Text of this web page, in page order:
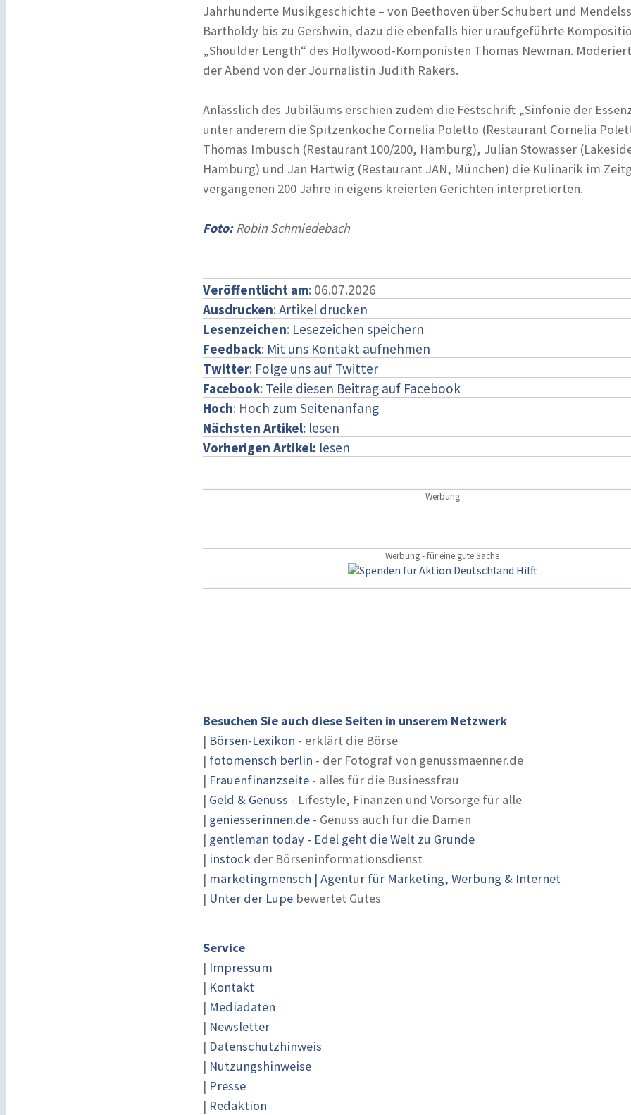
Jahrhunderte Musikgeschichte – von Beethoven über Schubert und
Bartholdy bis zu Gershwin, dazu die ebenfalls hier uraufgeführte
„Shoulder Length“ des Hollywood-Komponisten Thomas Newman.
der Abend von der Journalistin Judith Rakers.
Anlässlich des Jubiläums erschien zudem die Festschrift „Sinfonie der
unter anderem die Spitzenköche Cornelia Poletto (Restaurant Cornelia
Thomas Imbusch (Restaurant 100/200, Hamburg), Julian Stowasser
Hamburg) und Jan Hartwig (Restaurant JAN, München) die Kulinarik im
vergangenen 200 Jahre in eigens kreierten Gerichten interpretierten.
Foto:Robin Schmiedebach
Veröffentlicht am: 06.07.2026
Ausdrucken: Artikel drucken
Lesenzeichen: Lesezeichen speichern
Feedback: Mit uns Kontakt aufnehmen
Twitter: Folge uns auf Twitter
Facebook: Teile diesen Beitrag auf Facebook
Hoch: Hoch zum Seitenanfang
Nächsten Artikel: lesen
Vorherigen Artikel: lesen
Werbung
Werbung - für eine gute Sache
Besuchen Sie auch diese Seiten in unserem Netzwerk
| Börsen-Lexikon - erklärt die Börse
| fotomensch berlin - der Fotograf von genussmaenner.de
| Frauenfinanzseite - alles für die Businessfrau
| Geld & Genuss - Lifestyle, Finanzen und Vorsorge für alle
| geniesserinnen.de - Genuss auch für die Damen
| gentleman today - Edel geht die Welt zu Grunde
| instock der Börseninformationsdienst
| marketingmensch | Agentur für Marketing, Werbung & Internet
| Unter der Lupe bewertet Gutes
Service
| Impressum
| Kontakt
| Mediadaten
| Newsletter
| Datenschutzhinweis
| Nutzungshinweise
| Presse
| Redaktion